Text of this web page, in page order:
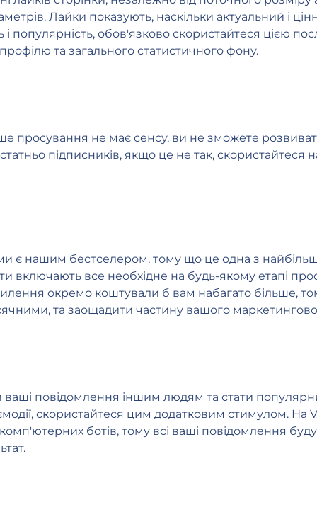
Лайки показують, наскільки актуальний і
популярність, обов'язково скористайтеся цією
та загального статистичного фону.
просування не має сенсу, ви не зможете
підписників, якщо це не так,
є нашим бестселером, тому що це одна з найбільш
включають все необхідне на будь-якому етапі
окремо коштували б вам набагато більше,
та заощадити частину вашого
повідомлення іншим людям та стати
скористайтеся цим додатковим стимулом.
ботів, тому всі ваші повідомлення